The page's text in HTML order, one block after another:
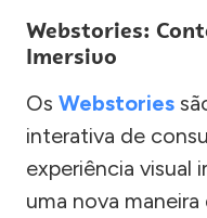
Webstories:
Imersivo
Os Webstories
interativa de
experiência visual
uma nova